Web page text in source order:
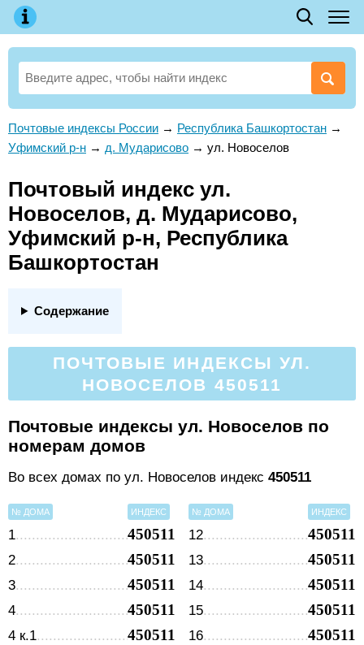
Почтовые индексы России → Республика Башкортостан →
Уфимский р-н → д. Мударисово → ул. Новоселов
Почтовый индекс ул.
Новоселов, д. Мударисово,
Уфимский р-н, Республика
Башкортостан
Содержание
ПОЧТОВЫЕ ИНДЕКСЫ УЛ.
НОВОСЕЛОВ 450511
Почтовые индексы ул. Новоселов по
номерам домов
Во всех домах по ул. Новоселов индекс 450511
№ ДОМА ИНДЕКС
1 450511
2 450511
3 450511
4 450511
4 к.1 450511
№ ДОМА ИНДЕКС
12 450511
13 450511
14 450511
15 450511
16 450511